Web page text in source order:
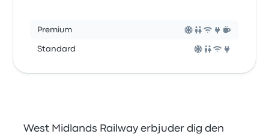
Premium
Standard
West Midlands Railway erbjuder dig den